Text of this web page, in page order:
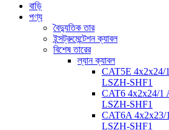
বাড়ি
পণ্য
বৈদ্যুতিক তার
ইন্সট্রুমেন্টেশন ক্যাবল
বিশেষ তারের
ল্যান ক্যাবল
CAT5E 4x2x24/
LSZH-SHF1
CAT6 4x2x24/1
LSZH-SHF1
CAT6A 4x2x23/
LSZH-SHF1